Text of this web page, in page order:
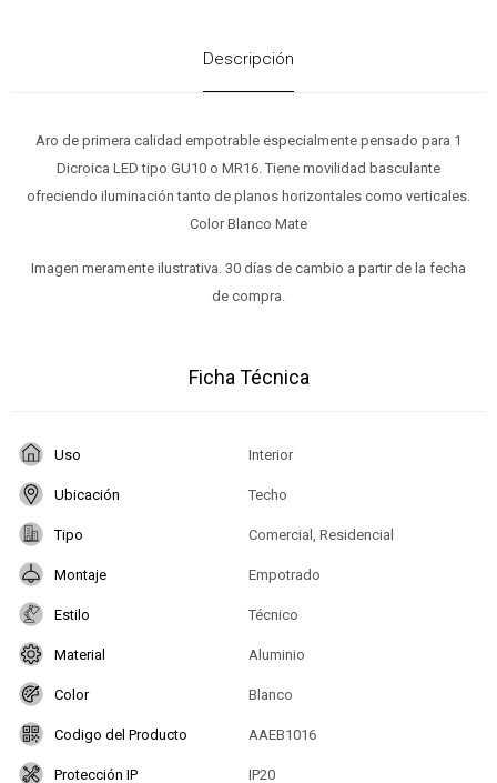
Descripción
Aro de primera calidad empotrable especialmente pensado para 1
Dicroica LED tipo GU10 o MR16. Tiene movilidad basculante
ofreciendo iluminación tanto de planos horizontales como verticales.
Color Blanco Mate
Imagen meramente ilustrativa. 30 días de cambio a partir de la fecha
de compra.
Ficha Técnica
Uso Interior
Ubicación Techo
Tipo Comercial, Residencial
Montaje Empotrado
Estilo Técnico
Material Aluminio
Color Blanco
Codigo del Producto AAEB1016
Protección IP IP20